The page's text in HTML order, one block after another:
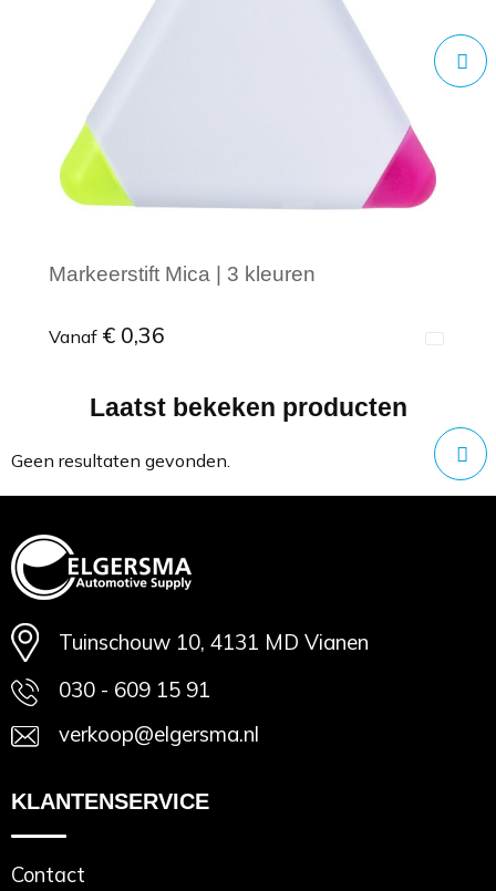
Markeerstift Mica | 3 kleuren
Vanaf € 0,36
Minimale afname: 1
Laatst bekeken producten
Geen resultaten gevonden.
Tuinschouw 10, 4131 MD Vianen
030 - 609 15 91
verkoop@elgersma.nl
KLANTENSERVICE
Contact